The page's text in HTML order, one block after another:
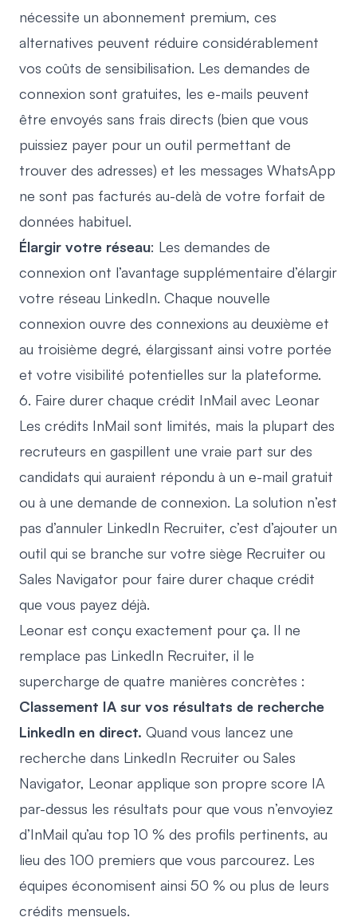
nécessite un abonnement premium, ces
alternatives peuvent réduire considérablement
vos coûts de sensibilisation. Les demandes de
connexion sont gratuites, les e-mails peuvent
être envoyés sans frais directs (bien que vous
puissiez payer pour un outil permettant de
trouver des adresses) et les messages WhatsApp
ne sont pas facturés au-delà de votre forfait de
données habituel.
Élargir votre réseau: Les demandes de
connexion ont l’avantage supplémentaire d’élargir
votre réseau LinkedIn. Chaque nouvelle
connexion ouvre des connexions au deuxième et
au troisième degré, élargissant ainsi votre portée
et votre visibilité potentielles sur la plateforme.
6. Faire durer chaque crédit InMail avec Leonar
Les crédits InMail sont limités, mais la plupart des
recruteurs en gaspillent une vraie part sur des
candidats qui auraient répondu à un e-mail gratuit
ou à une demande de connexion. La solution n’est
pas d’annuler LinkedIn Recruiter, c’est d’ajouter un
outil qui se branche sur votre siège Recruiter ou
Sales Navigator pour faire durer chaque crédit
que vous payez déjà.
Leonar est conçu exactement pour ça. Il ne
remplace pas LinkedIn Recruiter, il le
supercharge de quatre manières concrètes :
Classement IA sur vos résultats de recherche
LinkedIn en direct. Quand vous lancez une
recherche dans LinkedIn Recruiter ou Sales
Navigator, Leonar applique son propre score IA
par-dessus les résultats pour que vous n’envoyiez
d’InMail qu’au top 10 % des profils pertinents, au
lieu des 100 premiers que vous parcourez. Les
équipes économisent ainsi 50 % ou plus de leurs
crédits mensuels.